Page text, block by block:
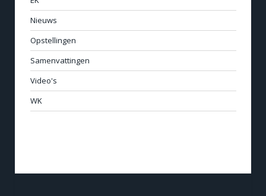
Nieuws
Opstellingen
Samenvattingen
Video's
WK